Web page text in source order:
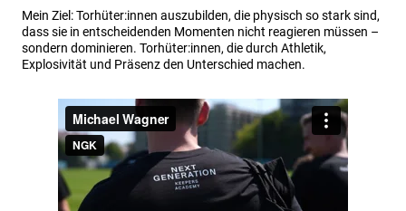
Mein Ziel: Torhüter:innen auszubilden, die physisch so stark sind,
dass sie in entscheidenden Momenten nicht reagieren müssen –
sondern dominieren. Torhüter:innen, die durch Athletik,
Explosivität und Präsenz den Unterschied machen.